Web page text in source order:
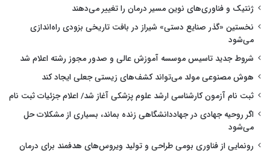
ژنتیک و فناوری‌های نوین مسیر درمان را تغییر می‌دهند
نخستین «گذر صنایع دستی» شیراز در بافت تاریخی بزودی راه‌اندازی
می‌شود
شروط جدید تاسیس موسسه آموزش عالی و صدور مجوز رشته اعلام شد
هوش مصنوعی مولد می‌تواند کشف‌های زیستی جعلی ایجاد کند
ثبت نام آزمون کارشناسی ارشد علوم پزشکی آغاز شد/ اعلام جزئیات ثبت نام
اگر روحیه جهادی در جهاددانشگاهی زنده بماند، بسیاری از مشکلات حل
می‌شود
رونمایی از فناوری بومی طراحی و تولید ویروس‌های هدفمند برای درمان